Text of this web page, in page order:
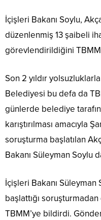
İçişleri Bakanı Soylu,
düzenlenmiş 13 şaibeli
görevlendirildiğini
Son 2 yıldır
Belediyesi bu defa da
günlerde belediye
karıştırılması amacıyla
soruşturma başlatılan
Bakanı Süleyman Soylu
İçişleri Bakanı
başlattığı
TBMM’ye bildirdi.